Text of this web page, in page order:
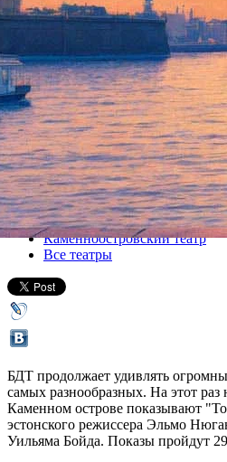
Премьера БДТ:
29 ноября 2014, суббота-02
Версия для печати
Все спектакли
Каменноостровский театр
Все театры
БДТ продолжает удивлять
самых разнообразных. На этот раз
Каменном острове показывают
эстонского режиссера Эльмо
Уильяма Бойда. Показы пройдут